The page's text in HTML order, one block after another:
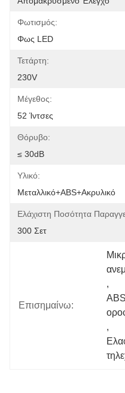
Φωτισμός:
Φως LED
Τετάρτη:
230V
Μέγεθος:
52 Ίντσες
Θόρυβο:
≤ 30dB
Υλικό:
Μεταλλικό+ABS+ακρυλικό
Ελάχιστη Ποσότητα
300 Σετ
Επισημαίνω:
,
,